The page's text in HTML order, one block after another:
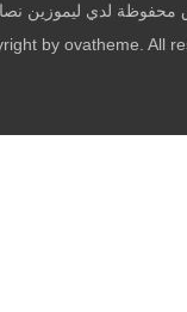
لدي ليموزين نصار ©
by ovatheme. All